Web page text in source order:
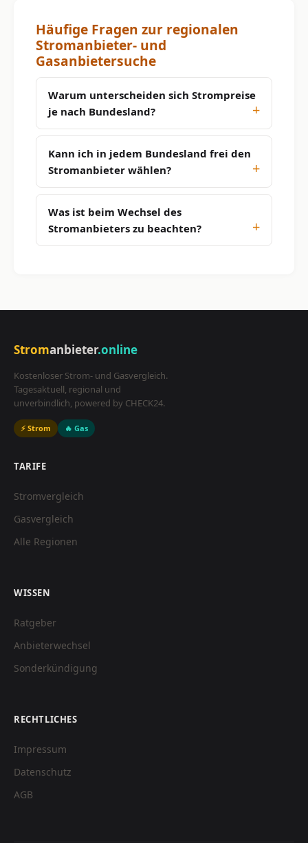
Häufige Fragen zur regionalen
Stromanbieter- und
Gasanbietersuche
Warum unterscheiden sich Strompreise
je nach Bundesland?
Kann ich in jedem Bundesland frei den
Stromanbieter wählen?
Was ist beim Wechsel des
Stromanbieters zu beachten?
Stromanbieter.online
Kostenloser Strom- und Gasvergleich.
Tagesaktuell, regional und
unverbindlich, powered by CHECK24.
⚡ Strom 🔥 Gas
TARIFE
Stromvergleich
Gasvergleich
Alle Regionen
WISSEN
Ratgeber
Anbieterwechsel
Sonderkündigung
RECHTLICHES
Impressum
Datenschutz
AGB